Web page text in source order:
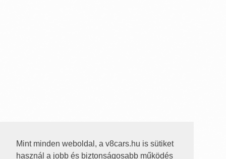
Mint minden weboldal, a v8cars.hu is sütiket
használ a jobb és biztonságosabb működés